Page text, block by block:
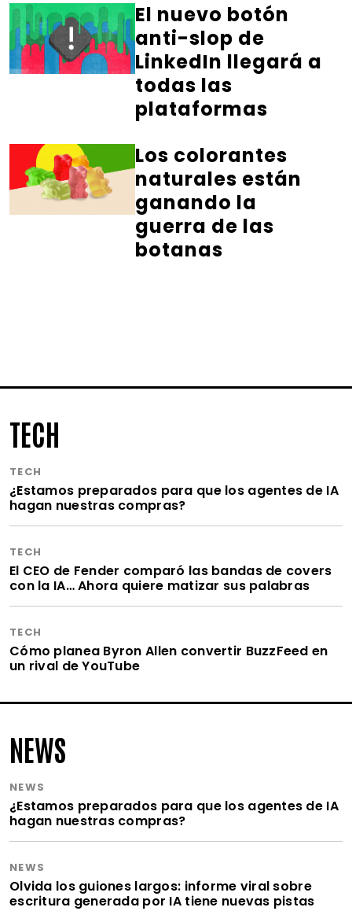
El nuevo botón
anti-slop de
LinkedIn llegará a
todas las
plataformas
Los colorantes
naturales están
ganando la
guerra de las
botanas
TECH
TECH
¿Estamos preparados para que los agentes de IA
hagan nuestras compras?
TECH
El CEO de Fender comparó las bandas de covers
con la IA… Ahora quiere matizar sus palabras
TECH
Cómo planea Byron Allen convertir BuzzFeed en
un rival de YouTube
NEWS
NEWS
¿Estamos preparados para que los agentes de IA
hagan nuestras compras?
NEWS
Olvida los guiones largos: informe viral sobre
escritura generada por IA tiene nuevas pistas